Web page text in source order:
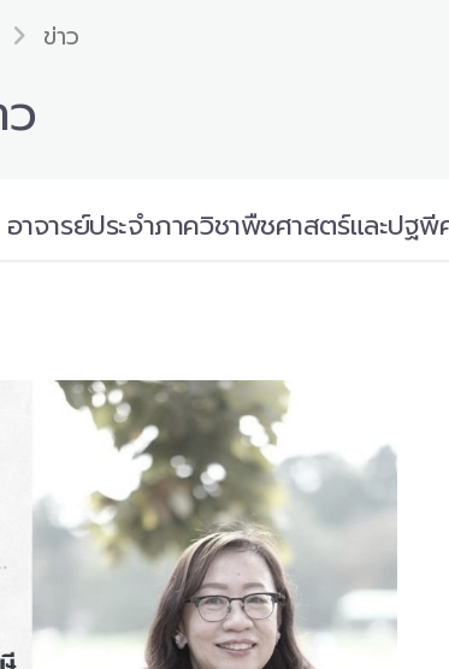
ข่าว
จารย์ประจำภาควิชาพืชศาสตร์และปฐพี